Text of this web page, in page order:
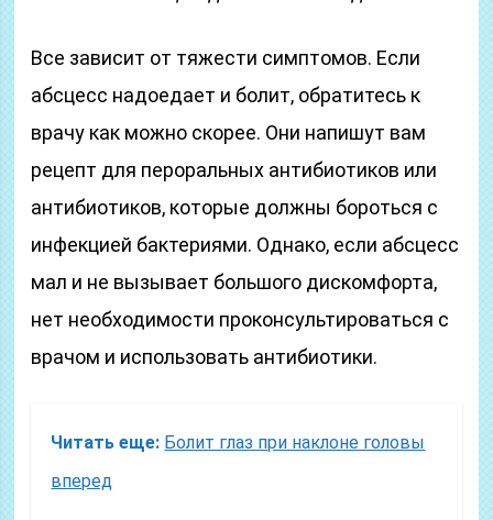
Все зависит от тяжести симптомов. Если
абсцесс надоедает и болит, обратитесь к
врачу как можно скорее. Они напишут вам
рецепт для пероральных антибиотиков или
антибиотиков, которые должны бороться с
инфекцией бактериями. Однако, если абсцесс
мал и не вызывает большого дискомфорта,
нет необходимости проконсультироваться с
врачом и использовать антибиотики.
Читать еще: Болит глаз при наклоне головы
вперед